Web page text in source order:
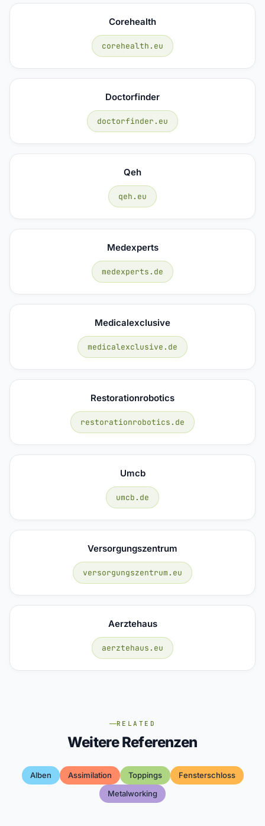
Corehealth
corehealth.eu
Doctorfinder
doctorfinder.eu
Qeh
qeh.eu
Medexperts
medexperts.de
Medicalexclusive
medicalexclusive.de
Restorationrobotics
restorationrobotics.de
Umcb
umcb.de
Versorgungszentrum
versorgungszentrum.eu
Aerztehaus
aerztehaus.eu
RELATED
Weitere Referenzen
Alben Assimilation Toppings
Fensterschloss
Metalworking